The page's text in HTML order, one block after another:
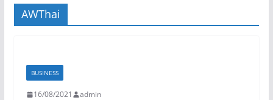
AWThai
BUSINESS
16/08/2021 admin